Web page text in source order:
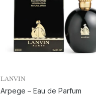
LANVIN
Arpege – Eau de Parfum